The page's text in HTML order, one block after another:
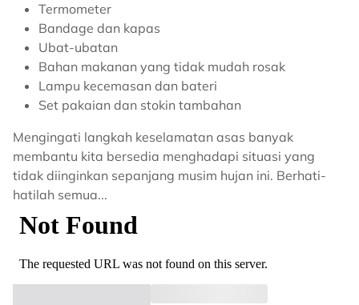
Termometer
Bandage dan kapas
Ubat-ubatan
Bahan makanan yang tidak mudah rosak
Lampu kecemasan dan bateri
Set pakaian dan stokin tambahan
Mengingati langkah keselamatan asas banyak
membantu kita bersedia menghadapi situasi yang
tidak diinginkan sepanjang musim hujan ini. Berhati-
hatilah semua...